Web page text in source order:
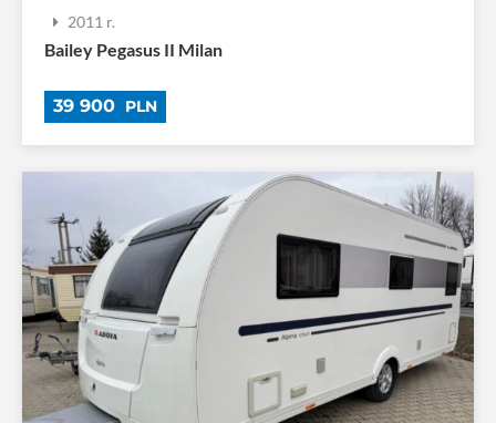
2011 r.
Bailey Pegasus II Milan
39 900 PLN